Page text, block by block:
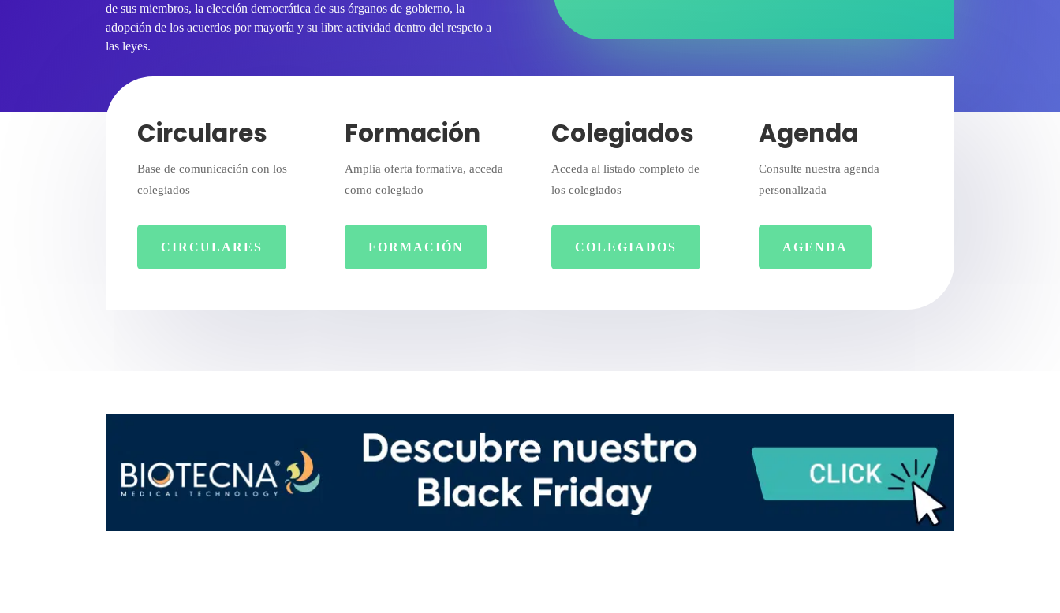
de sus miembros, la elección democrática de sus órganos de gobierno, la
adopción de los acuerdos por mayoría y su libre actividad dentro del respeto a
las leyes.
Circulares
Base de comunicación con los
colegiados
CIRCULARES
Formación
Amplia oferta formativa, acceda
como colegiado
FORMACIÓN
Colegiados
Acceda al listado completo de
los colegiados
COLEGIADOS
Agenda
Consulte nuestra agenda
personalizada
AGENDA